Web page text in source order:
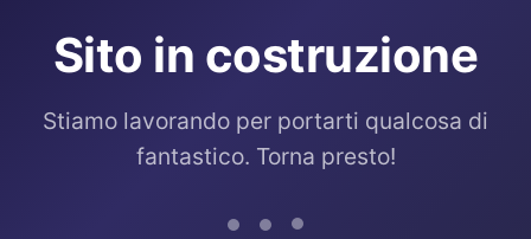
Sito in costruzione
Stiamo lavorando per portarti qualcosa di
fantastico. Torna presto!